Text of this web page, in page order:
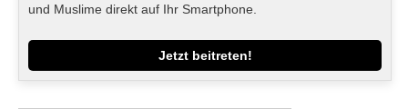
und Muslime direkt auf Ihr Smartphone.
Jetzt beitreten!